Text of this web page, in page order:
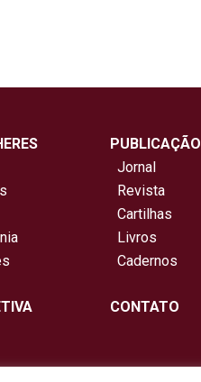
PUBLICAÇÃO
Jornal
Revista
Cartilhas
Livros
Cadernos
CONTATO